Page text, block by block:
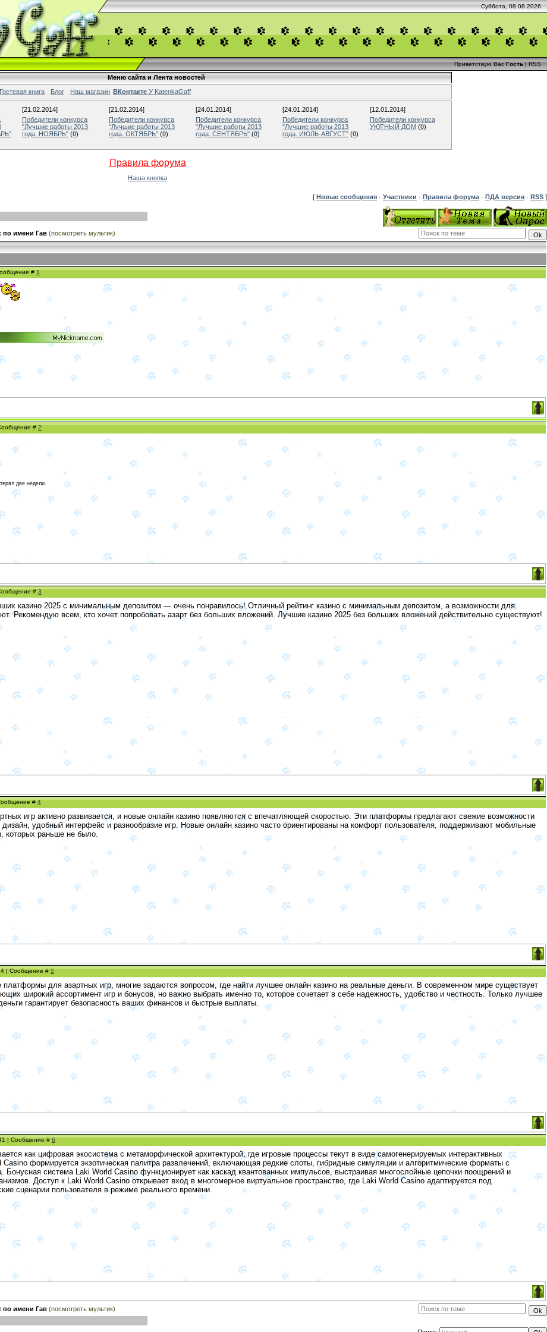
Суббота, 08.08.2026
Приветствую Вас Гость|RSS
Меню сайта и Лента новостей
Гостевая книга Блог Наш магазин ВКонтакте У KatenkaGaff
[21.02.2014]
Победители конкурса
"Лучшие работы 2013
года. НОЯБРЬ" (0)
[21.02.2014]
Победители конкурса
"Лучшие работы 2013
года. ОКТЯБРЬ" (0)
[24.01.2014]
Победители конкурса
"Лучшие работы 2013
года. СЕНТЯБРЬ" (0)
[24.01.2014]
Победители конкурса
"Лучшие работы 2013
года. ИЮЛЬ-АВГУСТ" (0)
[12.01.2014]
Победители конкурса
УЮТНЫЙ ДОМ (0)
Правила форума
Наша кнопка
[ Новые сообщения · Участники · Правила форума · ПДА версия · RSS ]
по имени Гав (посмотреть мультик)
#1
#2
две недели.
#3
казино 2025 с минимальным депозитом — очень понравилось! Отличный рейтинг казино с минимальным депозитом, а возможности для
Рекомендую всем, кто хочет попробовать азарт без больших вложений. Лучшие казино 2025 без больших вложений действительно существуют!
#4
игр активно развивается, и новые онлайн казино появляются с впечатляющей скоростью. Эти платформы предлагают свежие возможности
удобный интерфейс и разнообразие игр. Новые онлайн казино часто ориентированы на комфорт пользователя, поддерживают мобильные
которых раньше не было.
| Сообщение #5
платформы для азартных игр, многие задаются вопросом, где найти лучшее онлайн казино на реальные деньги. В современном мире существует
широкий ассортимент игр и бонусов, но важно выбрать именно то, которое сочетает в себе надежность, удобство и честность. Только лучшее
гарантирует безопасность ваших финансов и быстрые выплаты.
| Сообщение #6
как цифровая экосистема с метаморфической архитектурой, где игровые процессы текут в виде самогенерируемых интерактивных
Casino формируется экзотическая палитра развлечений, включающая редкие слоты, гибридные симуляции и алгоритмические форматы с
Бонусная система Laki World Casino функционирует как каскад квантованных импульсов, выстраивая многослойные цепочки поощрений и
Доступ к Laki World Casino открывает вход в многомерное виртуальное пространство, где Laki World Casino адаптируется под
сценарии пользователя в режиме реального времени.
по имени Гав (посмотреть мультик)